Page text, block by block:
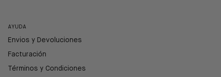
AYUDA
Envios y Devoluciones
Facturación
Términos y Condiciones